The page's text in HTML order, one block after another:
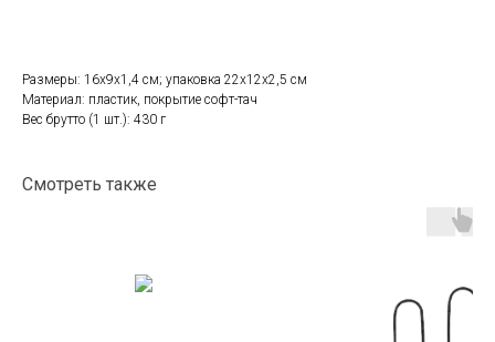
Размеры: 16x9x1,4 см; упаковка 22х12х2,5 см
Материал: пластик, покрытие софт-тач
Вес брутто (1 шт.): 430 г
Смотреть также